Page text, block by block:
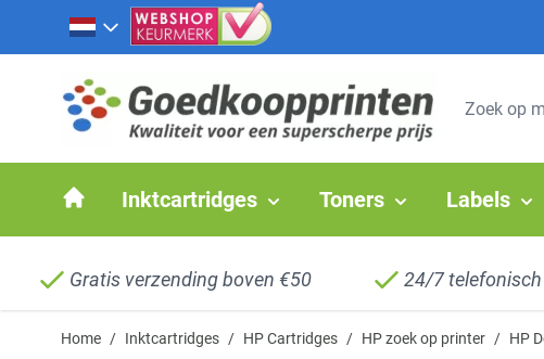
Ga naar de inhoud
Inktcartridges Toners Labels
Gratis verzending boven €50 24/7
Home / Inktcartridges / HP Cartridges / HP zoek op printer / HP